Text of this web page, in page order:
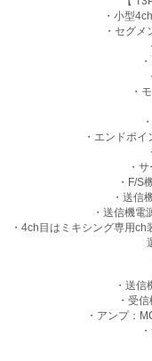
・小型
・セグ
・
・エンドポ
・
・F/S
・送信
・送信機電
・4ch目はミキシング専用
・送
・受
・アンプ：